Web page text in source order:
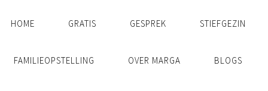
HOME GRATIS GESPREK STIEFGEZIN
FAMILIEOPSTELLING OVER MARGA BLOGS